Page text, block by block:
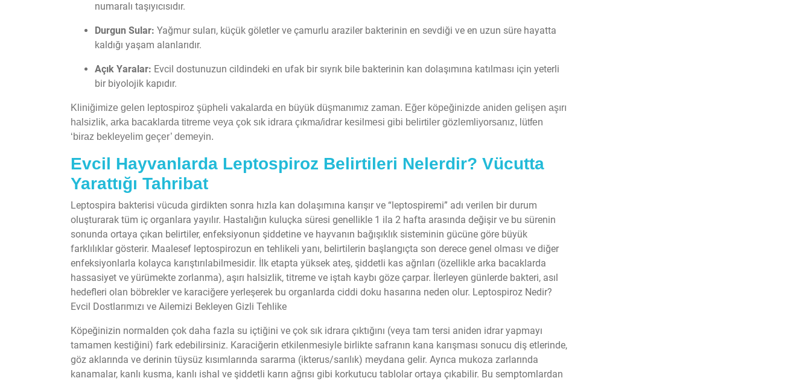
numaralı taşıyıcısıdır.
Durgun Sular: Yağmur suları, küçük göletler ve çamurlu araziler bakterinin en sevdiği ve en uzun süre hayatta
kaldığı yaşam alanlarıdır.
Açık Yaralar: Evcil dostunuzun cildindeki en ufak bir sıyrık bile bakterinin kan dolaşımına katılması için yeterli
bir biyolojik kapıdır.
Kliniğimize gelen leptospiroz şüpheli vakalarda en büyük düşmanımız zaman. Eğer köpeğinizde aniden gelişen aşırı
halsizlik, arka bacaklarda titreme veya çok sık idrara çıkma/idrar kesilmesi gibi belirtiler gözlemliyorsanız, lütfen
‘biraz bekleyelim geçer’ demeyin.
Evcil Hayvanlarda Leptospiroz Belirtileri Nelerdir? Vücutta
Yarattığı Tahribat
Leptospira bakterisi vücuda girdikten sonra hızla kan dolaşımına karışır ve “leptospiremi” adı verilen bir durum
oluşturarak tüm iç organlara yayılır. Hastalığın kuluçka süresi genellikle 1 ila 2 hafta arasında değişir ve bu sürenin
sonunda ortaya çıkan belirtiler, enfeksiyonun şiddetine ve hayvanın bağışıklık sisteminin gücüne göre büyük
farklılıklar gösterir. Maalesef leptospirozun en tehlikeli yanı, belirtilerin başlangıçta son derece genel olması ve diğer
enfeksiyonlarla kolayca karıştırılabilmesidir. İlk etapta yüksek ateş, şiddetli kas ağrıları (özellikle arka bacaklarda
hassasiyet ve yürümekte zorlanma), aşırı halsizlik, titreme ve iştah kaybı göze çarpar. İlerleyen günlerde bakteri, asıl
hedefleri olan böbrekler ve karaciğere yerleşerek bu organlarda ciddi doku hasarına neden olur. Leptospiroz Nedir?
Evcil Dostlarımızı ve Ailemizi Bekleyen Gizli Tehlike
Köpeğinizin normalden çok daha fazla su içtiğini ve çok sık idrara çıktığını (veya tam tersi aniden idrar yapmayı
tamamen kestiğini) fark edebilirsiniz. Karaciğerin etkilenmesiyle birlikte safranın kana karışması sonucu diş etlerinde,
göz aklarında ve derinin tüysüz kısımlarında sararma (ikterus/sarılık) meydana gelir. Ayrıca mukoza zarlarında
kanamalar, kanlı kusma, kanlı ishal ve şiddetli karın ağrısı gibi korkutucu tablolar ortaya çıkabilir. Bu semptomlardan